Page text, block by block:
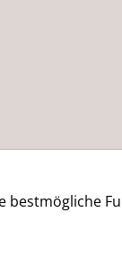
bestmögliche